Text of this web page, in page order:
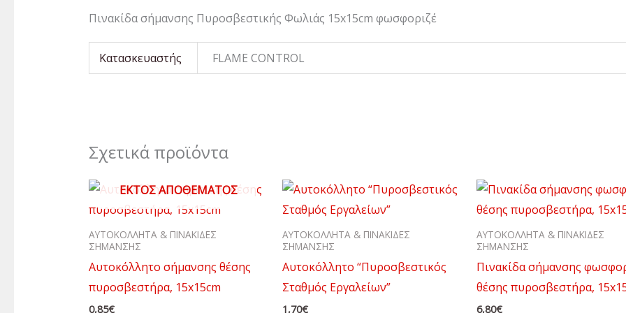
Πινακίδα σήμανσης Πυροσβεστικής Φωλιάς 15x15cm φωσφοριζέ
Κατασκευαστής FLAME CONTROL
Σχετικά προϊόντα
ΕΚΤΌΣ ΑΠΟΘΈΜΑΤΟΣ
ΑΥΤΟΚΟΛΛΗΤΑ & ΠΙΝΑΚΙΔΕΣ
ΣΗΜΑΝΣΗΣ
Αυτοκόλλητο σήμανσης θέσης
πυροσβεστήρα, 15x15cm
0,85€
ΑΥΤΟΚΟΛΛΗΤΑ & ΠΙΝΑΚΙΔΕΣ
ΣΗΜΑΝΣΗΣ
Αυτοκόλλητο “Πυροσβεστικός
Σταθμός Εργαλείων”
1,70€
ΑΥΤΟΚΟΛΛΗΤΑ & ΠΙΝΑΚΙΔΕΣ
ΣΗΜΑΝΣΗΣ
Πινακίδα σήμανσης
θέσης πυροσβεστήρα,
6,80€